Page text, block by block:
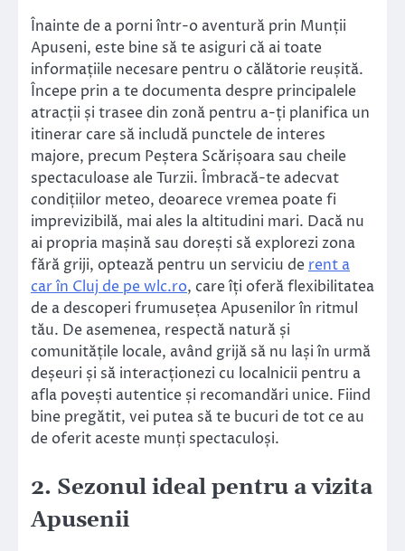
Înainte de a porni într-o aventură prin Munții
Apuseni, este bine să te asiguri că ai toate
informațiile necesare pentru o călătorie reușită.
Începe prin a te documenta despre principalele
atracții și trasee din zonă pentru a-ți planifica un
itinerar care să includă punctele de interes
majore, precum Peștera Scărișoara sau cheile
spectaculoase ale Turzii. Îmbracă-te adecvat
condițiilor meteo, deoarece vremea poate fi
imprevizibilă, mai ales la altitudini mari. Dacă nu
ai propria mașină sau dorești să explorezi zona
fără griji, optează pentru un serviciu de rent a
car în Cluj de pe wlc.ro, care îți oferă flexibilitatea
de a descoperi frumusețea Apusenilor în ritmul
tău. De asemenea, respectă natură și
comunitățile locale, având grijă să nu lași în urmă
deșeuri și să interacționezi cu localnicii pentru a
afla povești autentice și recomandări unice. Fiind
bine pregătit, vei putea să te bucuri de tot ce au
de oferit aceste munți spectaculoși.
2. Sezonul ideal pentru a vizita
Apusenii